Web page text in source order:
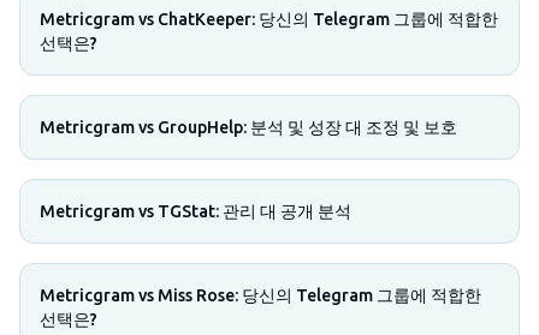
Metricgram vs ChatKeeper: 당신의 Telegram 그룹에 적합한
선택은?
Metricgram vs GroupHelp: 분석 및 성장 대 조정 및 보호
Metricgram vs TGStat: 관리 대 공개 분석
Metricgram vs Miss Rose: 당신의 Telegram 그룹에 적합한
선택은?